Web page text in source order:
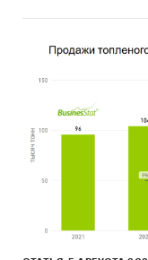
Темпы
месяцу, 2025
значения
годах (max,
регионам
2025 в